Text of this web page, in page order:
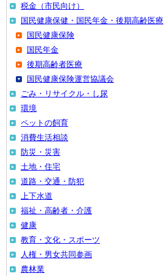
税金（市民向け）
国民健康保健・国民年金・後期高齢医療
国民健康保険
国民年金
後期高齢者医療
国民健康保険運営協議会
ごみ・リサイクル・し尿
環境
ペットの飼育
消費生活相談
防災・災害
土地・住宅
道路・交通・防犯
上下水道
福祉・高齢者・介護
健康
教育・文化・スポーツ
人権・男女共同参画
農林業